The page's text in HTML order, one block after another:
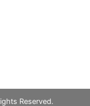
Reserved.